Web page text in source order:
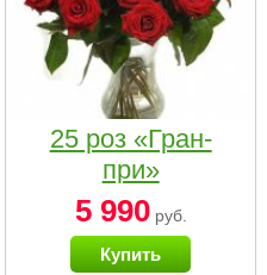
25 роз «Гран-
при»
5 990руб.
Купить